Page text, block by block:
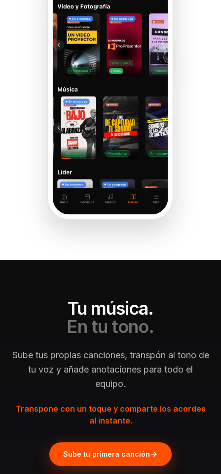
Tu música.
En tu tono.
Sube tus propias canciones, transpón al tono de
tu voz y añade anotaciones para todo el
equipo.
Transpone con un toque y comparte los acordes
al instante.
Sube tu primera canción